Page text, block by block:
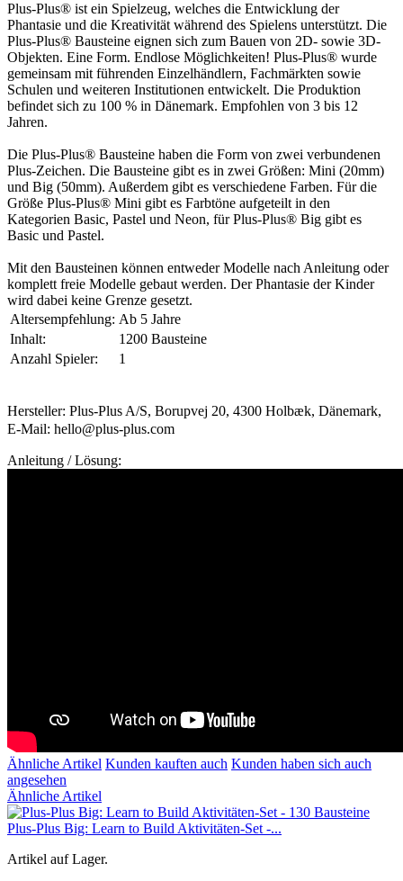
Plus-Plus® ist ein Spielzeug, welches die Entwicklung der
Phantasie und die Kreativität während des Spielens unterstützt. Die
Plus-Plus® Bausteine eignen sich zum Bauen von 2D- sowie 3D-
Objekten. Eine Form. Endlose Möglichkeiten! Plus-Plus® wurde
gemeinsam mit führenden Einzelhändlern, Fachmärkten sowie
Schulen und weiteren Institutionen entwickelt. Die Produktion
befindet sich zu 100 % in Dänemark. Empfohlen von 3 bis 12
Jahren.
Die Plus-Plus® Bausteine haben die Form von zwei verbundenen
Plus-Zeichen. Die Bausteine gibt es in zwei Größen: Mini (20mm)
und Big (50mm). Außerdem gibt es verschiedene Farben. Für die
Größe Plus-Plus® Mini gibt es Farbtöne aufgeteilt in den
Kategorien Basic, Pastel und Neon, für Plus-Plus® Big gibt es
Basic und Pastel.
Mit den Bausteinen können entweder Modelle nach Anleitung oder
komplett freie Modelle gebaut werden. Der Phantasie der Kinder
wird dabei keine Grenze gesetzt.
Altersempfehlung: Ab 5 Jahre
Inhalt:
1200 Bausteine
Anzahl Spieler:
1
Hersteller: Plus-Plus A/S, Borupvej 20, 4300 Holbæk, Dänemark,
E-Mail: hello@plus-plus.com
Anleitung / Lösung:
Ähnliche Artikel Kunden kauften auch Kunden haben sich auch
angesehen
Ähnliche Artikel
Plus-Plus Big: Learn to Build Aktivitäten-Set -...
Artikel auf Lager.